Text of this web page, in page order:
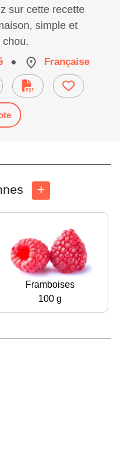
sur cette recette
simple et
chou.
● Française
Framboises
100 g